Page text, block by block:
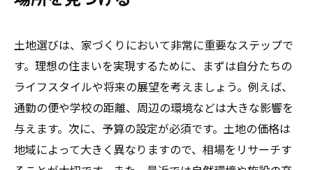
土地選びは、家づくりにおいて非常に重要なステップで
す。理想の住まいを実現するために、まずは自分たちの
ライフスタイルや将来の展望を考えましょう。例えば、
通勤の便や学校の距離、周辺の環境などは大きな影響を
与えます。次に、予算の設定が必須です。土地の価格は
地域によって大きく異なりますので、相場をリサーチす